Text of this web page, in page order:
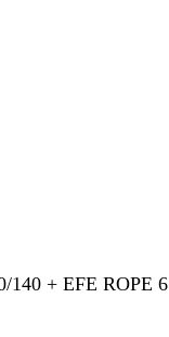
140 + EFE ROPE 6